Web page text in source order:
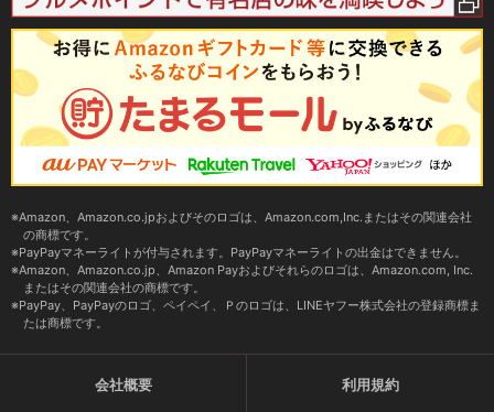
Amazon、Amazon.co.jpおよびそのロゴは、Amazon.com,Inc.またはその関連会社
の商標です。
PayPayマネーライトが付与されます。PayPayマネーライトの出金はできません。
Amazon、Amazon.co.jp、Amazon Payおよびそれらのロゴは、Amazon.com, Inc.
またはその関連会社の商標です。
PayPay、PayPayのロゴ、ペイペイ、Ｐのロゴは、LINEヤフー株式会社の登録商標ま
たは商標です。
会社概要 利用規約